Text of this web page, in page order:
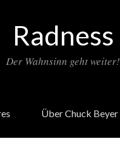
Radness
Der Wahnsinn geht weiter!
Über Chuck Beyer